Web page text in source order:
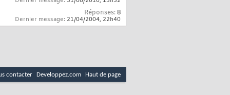
Réponses:8
Dernier message: 21/04/2004, 22h40
contacter Developpez.com Haut de page